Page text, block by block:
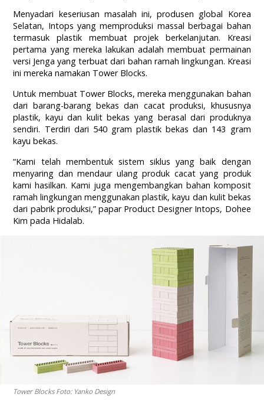
Menyadari keseriusan masalah ini, produsen global Korea
Selatan, Intops yang memproduksi massal berbagai bahan
termasuk plastik membuat projek berkelanjutan. Kreasi
pertama yang mereka lakukan adalah membuat permainan
versi Jenga yang terbuat dari bahan ramah lingkungan. Kreasi
ini mereka namakan Tower Blocks.
Untuk membuat Tower Blocks, mereka menggunakan bahan
dari barang-barang bekas dan cacat produksi, khususnya
plastik, kayu dan kulit bekas yang berasal dari produknya
sendiri. Terdiri dari 540 gram plastik bekas dan 143 gram
kayu bekas.
“Kami telah membentuk sistem siklus yang baik dengan
menyaring dan mendaur ulang produk cacat yang produk
kami hasilkan. Kami juga mengembangkan bahan komposit
ramah lingkungan menggunakan plastik, kayu dan kulit bekas
dari pabrik produksi,” papar Product Designer Intops, Dohee
Kim pada Hidalab.
Tower Blocks Foto: Yanko Design